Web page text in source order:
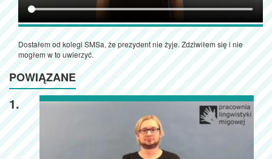
Dostałem od kolegi SMSa, że prezydent nie żyje. Zdziwiłem się i nie
mogłem w to uwierzyć.
POWIĄZANE
1.